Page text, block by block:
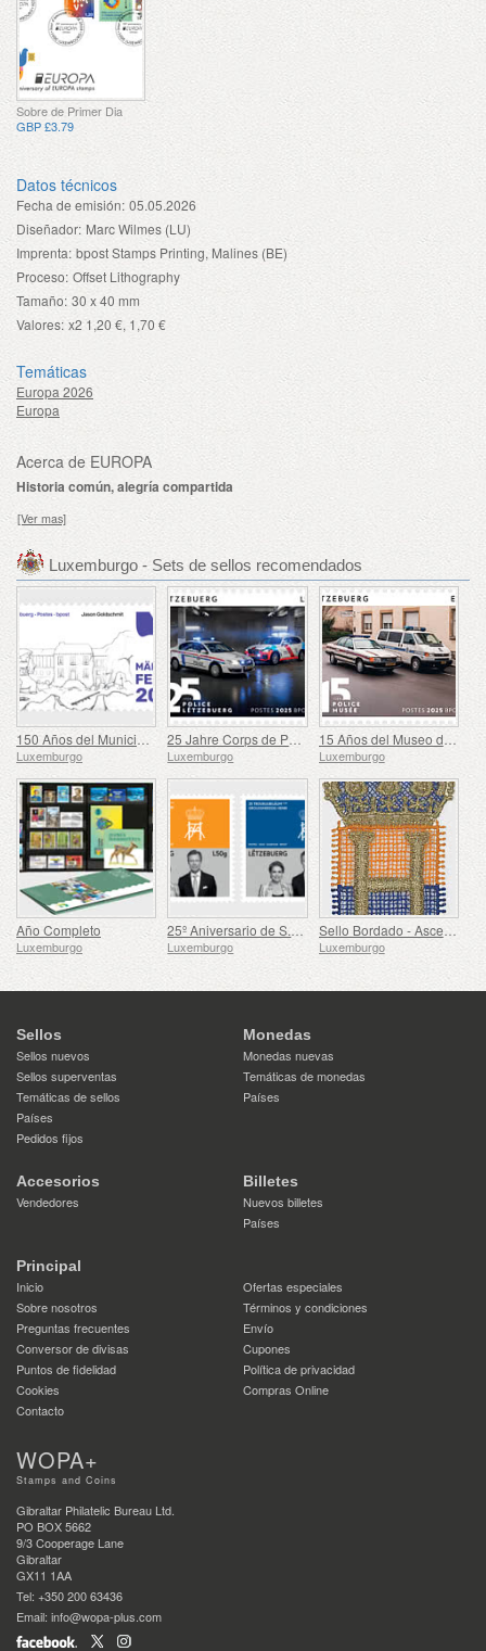
Sobre de Primer Dia
GBP £3.79
Datos técnicos
Fecha de emisión: 05.05.2026
Diseñador: Marc Wilmes (LU)
Imprenta: bpost Stamps Printing, Malines (BE)
Proceso: Offset Lithography
Tamaño: 30 x 40 mm
Valores: x2 1,20 €, 1,70 €
Temáticas
Europa 2026
Europa
Acerca de EUROPA
Historia común, alegría compartida
[Ver mas]
Luxemburgo - Sets de sellos recomendados
150 Años del Municipio de Mertzig
Luxemburgo
25 Jahre Corps de Police Grand-Ducale
Luxemburgo
15 Años del Museo de la Policía
Luxemburgo
Año Completo
Luxemburgo
25º Aniversario de S.A.R. el Gran Duque
Luxemburgo
Sello Bordado - Ascenso de Enrique al Trono
Luxemburgo
Sellos
Sellos nuevos
Sellos superventas
Temáticas de sellos
Países
Pedidos fijos
Monedas
Monedas nuevas
Temáticas de monedas
Países
Accesorios
Vendedores
Billetes
Nuevos billetes
Países
Principal
Inicio
Ofertas especiales
Sobre nosotros
Términos y condiciones
Preguntas frecuentes
Envío
Conversor de divisas
Cupones
Puntos de fidelidad
Política de privacidad
Cookies
Compras Online
Contacto
WOPA+
Stamps and Coins
Gibraltar Philatelic Bureau Ltd.
PO BOX 5662
9/3 Cooperage Lane
Gibraltar
GX11 1AA
Tel: +350 200 63436
Email: info@wopa-plus.com